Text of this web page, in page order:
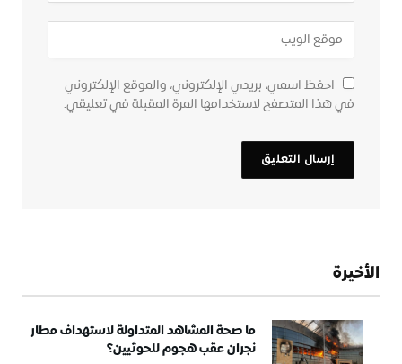
احفظ اسمي، بريدي الإلكتروني، والموقع الإلكتروني
في هذا المتصفح لاستخدامها المرة المقبلة في تعليقي.
الأخيرة
ما صحة المشاهد المتداولة لاستهداف مطار
نجران عقب هجوم للحوثيين؟